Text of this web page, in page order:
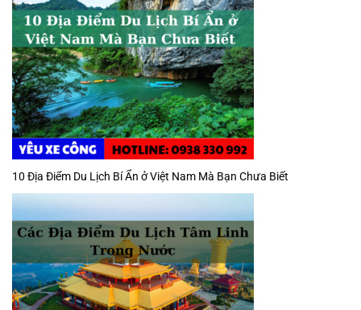
10 Địa Điểm Du Lịch Bí Ẩn ở Việt Nam Mà Bạn Chưa Biết